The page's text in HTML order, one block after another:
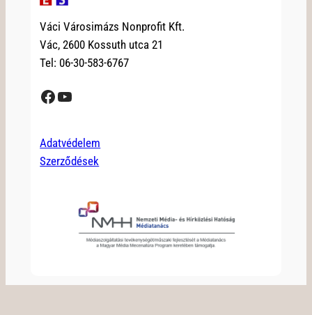
Váci Városimázs Nonprofit Kft.
Vác, 2600 Kossuth utca 21
Tel: 06-30-583-6767
Facebook YouTube
Adatvédelem
Szerződések